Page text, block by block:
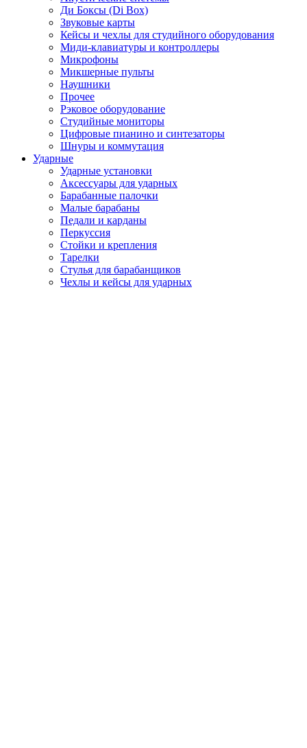
Ди Боксы (Di Box)
Звуковые карты
Кейсы и чехлы для студийного оборудования
Миди-клавиатуры и контроллеры
Микрофоны
Микшерные пульты
Наушники
Прочее
Рэковое оборудование
Студийные мониторы
Цифровые пианино и синтезаторы
Шнуры и коммутация
Ударные
Ударные установки
Аксессуары для ударных
Барабанные палочки
Малые барабаны
Педали и карданы
Перкуссия
Стойки и крепления
Тарелки
Стулья для барабанщиков
Чехлы и кейсы для ударных